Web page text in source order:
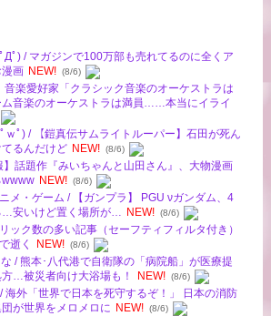
Дﾟ) / マガジンで100万部も売れてるのに全くア
画 NEW! (8/6)
音楽愛好家「クラシック音楽のオーケストラは
ム音楽のオーケストラは満員……本当にイライ
ｗﾟ) / 【鎧真伝サムライトルーパー】石田が死ん
るんだけど NEW! (8/6)
】話題作『みいちゃんと山田さん』、大物漫画
wwww NEW! (8/6)
メ・ゲーム / 【ガンプラ】 PGU νガンダム、4
…安いけど置く場所が… NEW! (8/6)
ック数の多い記事（セーフティフィルタ付き）
逝く
NEW! (8/6)
/ 熊本･八代港で自衛隊の「病院船」が医療提
…被災者向け大浴場も！
NEW! (8/6)
海外「世界で日本を死守するぞ！」 日本の消防
が世界をメロメロに NEW! (8/6)